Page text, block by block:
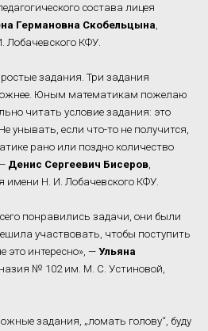
состава лицея
Германовна Скобельцына
Лобачевского КФУ.
задания. Три задания
Юным математикам пожелаю
читать условие задания: это
унывать, если что-то не получится,
рано или поздно количество
Денис Сергеевич Бисеров
имени Н. И. Лобачевского КФУ.
понравились задачи, они были
участвовать, чтобы поступить
это интересно», — Ульяна
№ 102 им. М. С. Устиновой,
задания, „ломать голову“, буду